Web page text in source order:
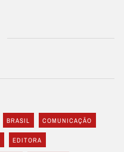
BRASIL COMUNICAÇÃO
EDITORA